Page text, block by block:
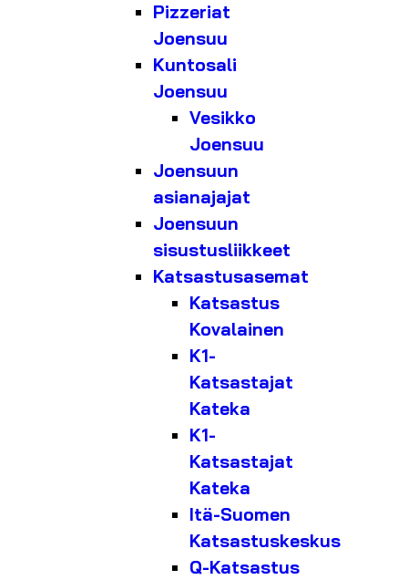
Pizzeriat
Joensuu
Kuntosali
Joensuu
Vesikko
Joensuu
Joensuun
asianajajat
Joensuun
sisustusliikkeet
Katsastusasemat
Katsastus
Kovalainen
K1-
Katsastajat
Kateka
K1-
Katsastajat
Kateka
Itä-Suomen
Katsastuskeskus
Q-Katsastus